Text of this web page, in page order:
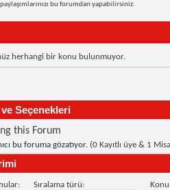
bu forumdan yapabilirsiniz.
herhangi bir konu bulunmuyor.
Seçenekleri
this Forum
bu foruma gözatıyor. (0 Kayıtlı üye & 1
Sıralama türü:
Konu